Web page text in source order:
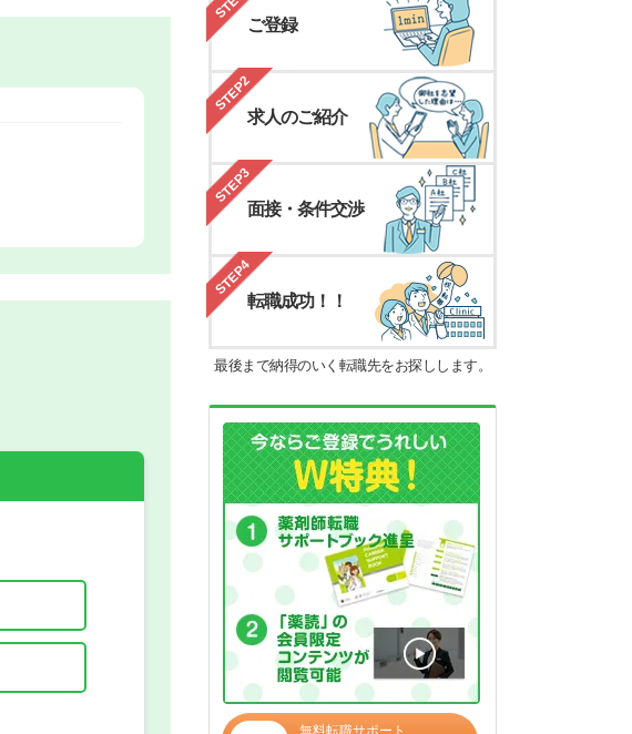
希望の働き方
正社員
パート(週4日～5日)
ご登録
STEP2
求人のご紹介
STEP3
面接・条件交渉
STEP4
転職成功！！
最後まで納得のいく転職先をお探しします。
無料転職サポート